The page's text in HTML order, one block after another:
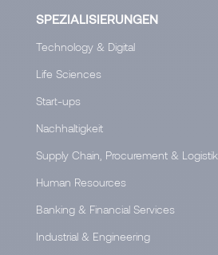
SPEZIALISIERUNGEN
Technology & Digital
Life Sciences
Start-ups
Nachhaltigkeit
Supply Chain, Procurement & Logistik
Human Resources
Banking & Financial Services
Industrial & Engineering